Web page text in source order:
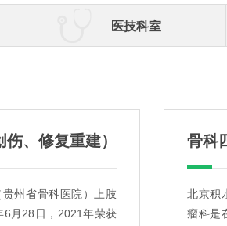
医技科室
、修复重建）
州省骨科医院）上肢
6月28日，2021年荣获
骨科
北京积
瘤科是